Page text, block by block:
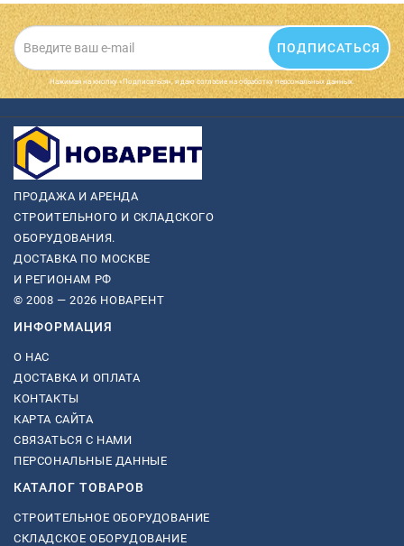
ПОДПИСАТЬСЯ
Нажимая на кнопку «Подписаться», я даю cогласие на обработку персональных данных.
ПРОДАЖА И АРЕНДА
СТРОИТЕЛЬНОГО И СКЛАДСКОГО
ОБОРУДОВАНИЯ.
ДОСТАВКА ПО МОСКВЕ
И РЕГИОНАМ РФ
© 2008 — 2026 НОВАРЕНТ
ИНФОРМАЦИЯ
О НАС
ДОСТАВКА И ОПЛАТА
КОНТАКТЫ
КАРТА САЙТА
СВЯЗАТЬСЯ С НАМИ
ПЕРСОНАЛЬНЫЕ ДАННЫЕ
КАТАЛОГ ТОВАРОВ
СТРОИТЕЛЬНОЕ ОБОРУДОВАНИЕ
СКЛАДСКОЕ ОБОРУДОВАНИЕ